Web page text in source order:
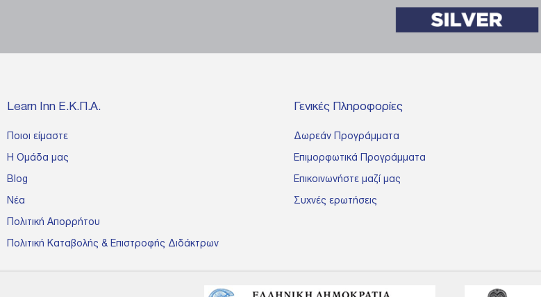
Learn Inn Ε.Κ.Π.Α.
Ποιοι είμαστε
Η Ομάδα μας
Blog
Νέα
Πολιτική Απορρήτου
Πολιτική Καταβολής & Επιστροφής Διδάκτρων
Γενικές Πληροφορίες
Δωρεάν Προγράμματα
Επιμορφωτικά Προγράμματα
Επικοινωνήστε μαζί μας
Συχνές ερωτήσεις